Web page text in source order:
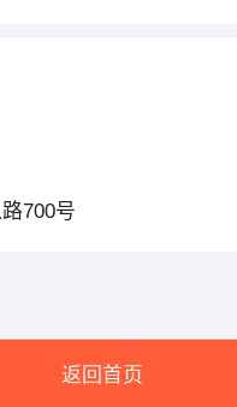
700号
返回首页